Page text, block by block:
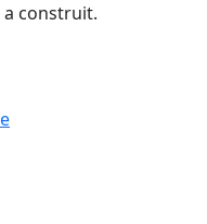
a construit.